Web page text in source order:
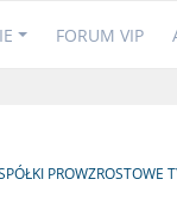
FORUM VIP
PROWZROSTOWE